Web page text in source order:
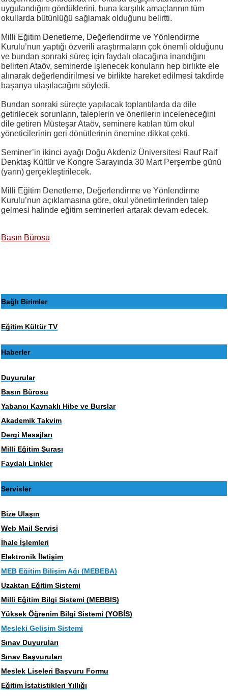
uygulandığını gördüklerini, buna karşılık amaçlarının tüm
okullarda bütünlüğü sağlamak olduğunu belirtti.
Milli Eğitim Denetleme, Değerlendirme ve Yönlendirme
Kurulu’nun yaptığı özverili araştırmaların çok önemli olduğunu
ve bundan sonraki süreç için faydalı olacağına inandığını
belirten Ataöv, seminerde işlenecek konuların hep birlikte ele
alınarak değerlendirilmesi ve birlikte hareket edilmesi takdirde
başarıya ulaşılacağını söyledi.
Bundan sonraki süreçte yapılacak toplantılarda da dile
getirilecek sorunların, taleplerin ve önerilerin inceleneceğini
dile getiren Müsteşar Ataöv, seminere katılan tüm okul
yöneticilerinin geri dönütlerinin önemine dikkat çekti.
Seminer’in ikinci ayağı Doğu Akdeniz Üniversitesi Rauf Raif
Denktaş Kültür ve Kongre Sarayında 30 Mart Perşembe günü
(yarın) gerçekleştirilecek.
Milli Eğitim Denetleme, Değerlendirme ve Yönlendirme
Kurulu’nun açıklamasına göre, okul yönetimlerinden talep
gelmesi halinde eğitim seminerleri artarak devam edecek.
Basın Bürosu
Bağlı Birimler
Eğitim Kültür TV
Haberler
Duyurular
Basın Bürosu
Yabancı Kaynaklı Hibe ve Burslar
Akademik Takvim
Dergi Mesajları
Milli Eğitim Şurası
Faydalı Linkler
Servisler
Bize Ulaşın
Web Mail Servisi
İhale İşlemleri
Elektronik İletişim
MEB Eğitim Bilişim Ağı (MEBEBA)
Uzaktan Eğitim Sistemi
Milli Eğitim Bilgi Sistemi (MEBBIS)
Yüksek Öğrenim Bilgi Sistemi (YOBİS)
Mesleki Gelişim Sistemi
Sınav Duyuruları
Sınav Başvuruları
Meslek Liseleri Başvuru Formu
Eğitim İstatistikleri Yıllığı